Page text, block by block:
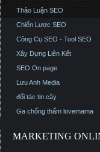
Thảo Luận SEO
Chiến Lược SEO
Công Cụ SEO - Tool SEO
Xây Dựng Liên Kết
SEO On page
Lưu Anh Media
đối tác tin cậy
Ga chống thấm lovemama
MARKETING